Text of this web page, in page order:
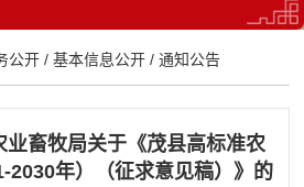
公开 /基本信息公开 /通知公告
业畜牧局关于《茂县高标准农
2030年）（征求意见稿）》的